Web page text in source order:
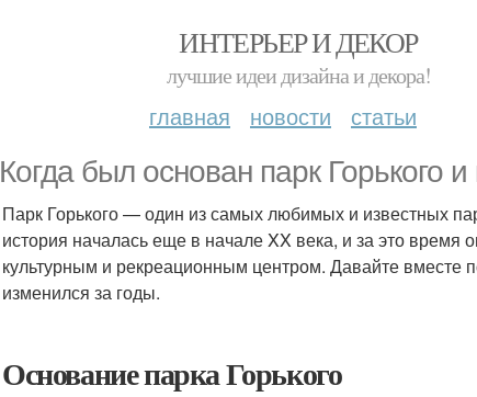
ИНТЕРЬЕР И ДЕКОР
лучшие идеи дизайна и декора!
главная новости статьи
Когда был основан парк Горького
Парк Горького — один из самых любимых и известных
история началась еще в начале XX века, и за это
культурным и рекреационным центром. Давайте вместе
изменился за годы.
Основание парка Горького